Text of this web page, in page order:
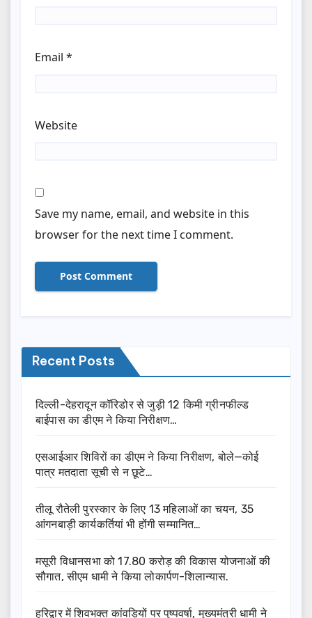
Email *
Website
Save my name, email, and website in this
browser for the next time I comment.
Recent Posts
दिल्ली-देहरादून कॉरिडोर से जुड़ी 12 किमी ग्रीनफील्ड
बाईपास का डीएम ने किया निरीक्षण…
एसआईआर शिविरों का डीएम ने किया निरीक्षण, बोले—कोई
पात्र मतदाता सूची से न छूटे…
तीलू रौतेली पुरस्कार के लिए 13 महिलाओं का चयन, 35
आंगनबाड़ी कार्यकर्तियां भी होंगी सम्मानित…
मसूरी विधानसभा को 17.80 करोड़ की विकास योजनाओं की
सौगात, सीएम धामी ने किया लोकार्पण-शिलान्यास.
हरिद्वार में शिवभक्त कांवड़ियों पर पुष्पवर्षा, मुख्यमंत्री धामी ने